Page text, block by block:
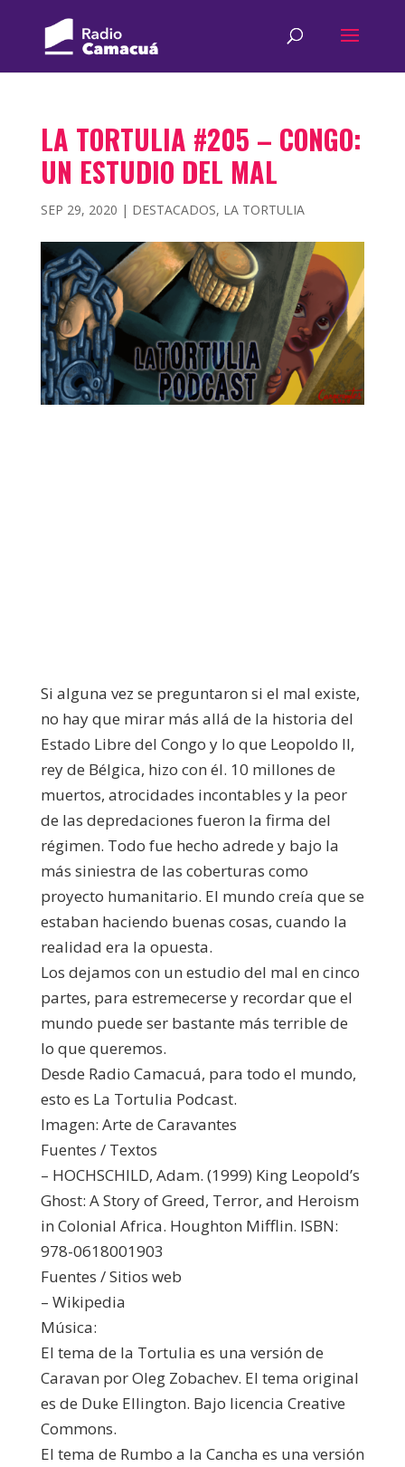
LA TORTULIA #205 – CONGO:
UN ESTUDIO DEL MAL
SEP 29, 2020 | DESTACADOS, LA TORTULIA
Si alguna vez se preguntaron si el mal existe,
no hay que mirar más allá de la historia del
Estado Libre del Congo y lo que Leopoldo II,
rey de Bélgica, hizo con él. 10 millones de
muertos, atrocidades incontables y la peor
de las depredaciones fueron la firma del
régimen. Todo fue hecho adrede y bajo la
más siniestra de las coberturas como
proyecto humanitario. El mundo creía que se
estaban haciendo buenas cosas, cuando la
realidad era la opuesta.
Los dejamos con un estudio del mal en cinco
partes, para estremecerse y recordar que el
mundo puede ser bastante más terrible de
lo que queremos.
Desde Radio Camacuá, para todo el mundo,
esto es La Tortulia Podcast.
Imagen: Arte de Caravantes
Fuentes / Textos
– HOCHSCHILD, Adam. (1999) King Leopold’s
Ghost: A Story of Greed, Terror, and Heroism
in Colonial Africa. Houghton Mifflin. ISBN:
978-0618001903
Fuentes / Sitios web
– Wikipedia
Música:
El tema de la Tortulia es una versión de
Caravan por Oleg Zobachev. El tema original
es de Duke Ellington. Bajo licencia Creative
Commons.
El tema de Rumbo a la Cancha es una versión